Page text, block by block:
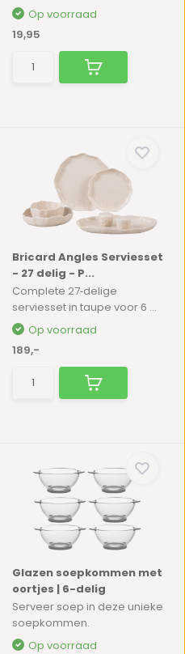
Op voorraad
19,95
Bricard Angles Serviesset
- 27 delig - P...
Complete 27‑delige
serviesset in taupe voor 6 ...
Op voorraad
189,-
Glazen soepkommen met
oortjes | 6-delig
Serveer soep in deze unieke
soepkommen.
Op voorraad